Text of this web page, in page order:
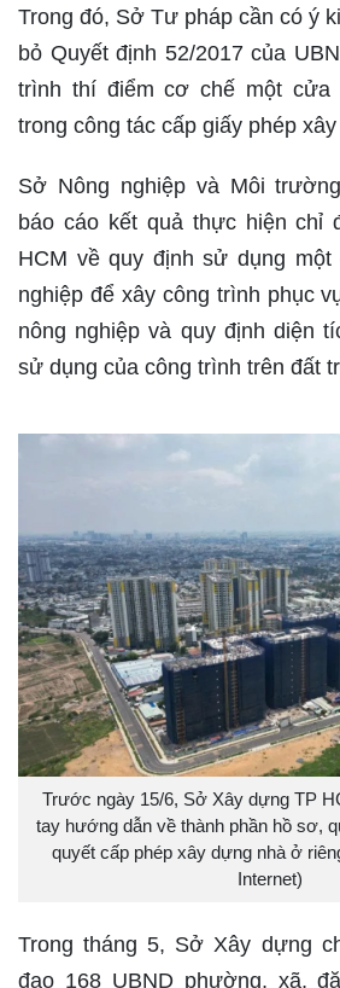
Trong đó, Sở Tư pháp cần có ý
bỏ Quyết định 52/2017 của
trình thí điểm cơ chế một cửa
trong công tác cấp giấy phép
Sở Nông nghiệp và Môi
báo cáo kết quả thực hiện chỉ
HCM về quy định sử dụng một
nghiệp để xây công trình phục
nông nghiệp và quy định diện
sử dụng của công trình trên đất
Trước ngày 15/6, Sở Xây dựng TP
tay hướng dẫn về thành phần hồ sơ,
quyết cấp phép xây dựng nhà ở
Internet)
Trong tháng 5, Sở Xây dựng
đạo 168 UBND phường, xã,